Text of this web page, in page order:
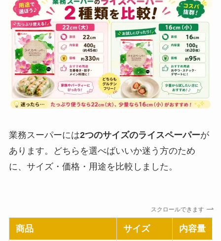
業務スーパーには2つのサイズのライスペーパーが
あります。どちらを選べばいいか迷う方のため
に、サイズ・価格・用途を比較しました。
スクロールできます
商品 サイズ 内容量